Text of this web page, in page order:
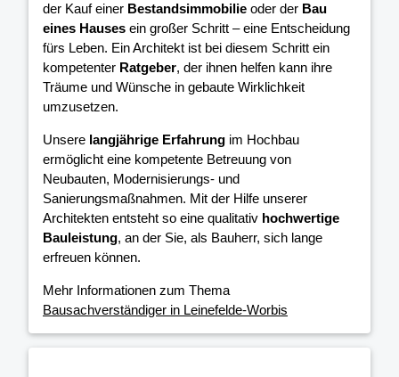
der Kauf einer Bestandsimmobilie oder der Bau
eines Hauses ein großer Schritt – eine Entscheidung
fürs Leben. Ein Architekt ist bei diesem Schritt ein
kompetenter Ratgeber, der ihnen helfen kann ihre
Träume und Wünsche in gebaute Wirklichkeit
umzusetzen.
Unsere langjährige Erfahrung im Hochbau
ermöglicht eine kompetente Betreuung von
Neubauten, Modernisierungs- und
Sanierungsmaßnahmen. Mit der Hilfe unserer
Architekten entsteht so eine qualitativ hochwertige
Bauleistung, an der Sie, als Bauherr, sich lange
erfreuen können.
Mehr Informationen zum Thema
Bausachverständiger in Leinefelde-Worbis